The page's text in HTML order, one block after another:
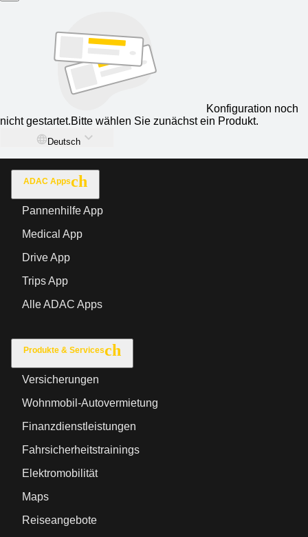
Konfiguration noch
nicht gestartet.Bitte wählen Sie zunächst ein Produkt.
Deutsch
ADAC Apps
Pannenhilfe App
Medical App
Drive App
Trips App
Alle ADAC Apps
Produkte & Services
Versicherungen
Wohnmobil-Autovermietung
Finanzdienstleistungen
Fahrsicherheitstrainings
Elektromobilität
Maps
Reiseangebote